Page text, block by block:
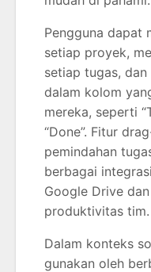
Pengguna dapat
setiap proyek,
setiap tugas,
dalam kolom
mereka, seperti
“Done”. Fitur
pemindahan
berbagai
Google Drive
produktivitas tim.
Dalam konteks
gunakan oleh